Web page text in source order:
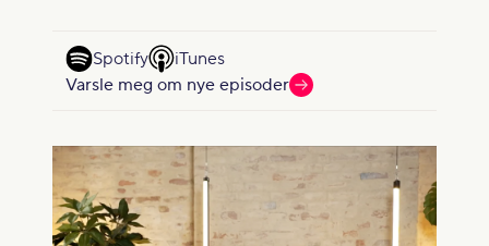
Spotify
iTunes
Varsle meg om nye episoder